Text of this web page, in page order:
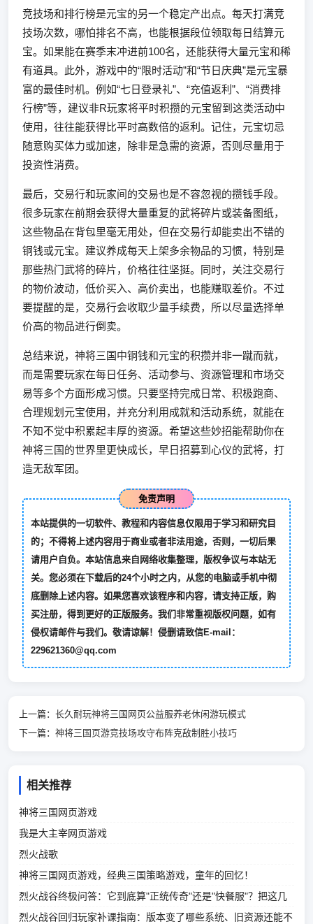
竞技场和排行榜是元宝的另一个稳定产出点。每天打满竞
技场次数，哪怕排名不高，也能根据段位领取每日结算元
宝。如果能在赛季末冲进前100名，还能获得大量元宝和稀
有道具。此外，游戏中的“限时活动”和“节日庆典”是元宝暴
富的最佳时机。例如“七日登录礼”、“充值返利”、“消费排
行榜”等，建议非R玩家将平时积攒的元宝留到这类活动中
使用，往往能获得比平时高数倍的返利。记住，元宝切忌
随意购买体力或加速，除非是急需的资源，否则尽量用于
投资性消费。
最后，交易行和玩家间的交易也是不容忽视的攒钱手段。
很多玩家在前期会获得大量重复的武将碎片或装备图纸，
这些物品在背包里毫无用处，但在交易行却能卖出不错的
铜钱或元宝。建议养成每天上架多余物品的习惯，特别是
那些热门武将的碎片，价格往往坚挺。同时，关注交易行
的物价波动，低价买入、高价卖出，也能赚取差价。不过
要提醒的是，交易行会收取少量手续费，所以尽量选择单
价高的物品进行倒卖。
总结来说，神将三国中铜钱和元宝的积攒并非一蹴而就，
而是需要玩家在每日任务、活动参与、资源管理和市场交
易等多个方面形成习惯。只要坚持完成日常、积极跑商、
合理规划元宝使用，并充分利用成就和活动系统，就能在
不知不觉中积累起丰厚的资源。希望这些妙招能帮助你在
神将三国的世界里更快成长，早日招募到心仪的武将，打
造无敌军团。
免责声明
本站提供的一切软件、教程和内容信息仅限用于学习和研究目
的；不得将上述内容用于商业或者非法用途，否则，一切后果
请用户自负。本站信息来自网络收集整理，版权争议与本站无
关。您必须在下载后的24个小时之内，从您的电脑或手机中彻
底删除上述内容。如果您喜欢该程序和内容，请支持正版，购
买注册，得到更好的正版服务。我们非常重视版权问题，如有
侵权请邮件与我们。敬请谅解！侵删请致信E-mail：
229621360@qq.com
上一篇： 长久耐玩神将三国网页公益服养老休闲游玩模式
下一篇： 神将三国页游竞技场攻守布阵克敌制胜小技巧
相关推荐
神将三国网页游戏
我是大主宰网页游戏
烈火战歌
神将三国网页游戏，经典三国策略游戏，童年的回忆！
烈火战谷终极问答：它到底算"正统传奇"还是"快餐服"？把这几
点看明白再决定留不留
烈火战谷回归玩家补课指南：版本变了哪些系统、旧资源还能不